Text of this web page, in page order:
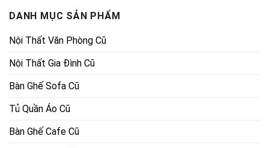
DANH MỤC SẢN PHẨM
Nội Thất Văn Phòng Cũ
Nội Thất Gia Đình Cũ
Bàn Ghế Sofa Cũ
Tủ Quần Áo Cũ
Bàn Ghế Cafe Cũ